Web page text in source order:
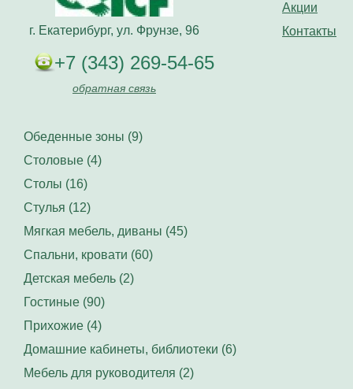
Акции
Контакты
г. Екатерибург, ул. Фрунзе, 96
+7 (343) 269-54-65
обратная связь
Обеденные зоны (9)
Столовые (4)
Столы (16)
Стулья (12)
Мягкая мебель, диваны (45)
Спальни, кровати (60)
Детская мебель (2)
Гостиные (90)
Прихожие (4)
Домашние кабинеты, библиотеки (6)
Мебель для руководителя (2)